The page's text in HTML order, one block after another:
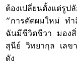
ต้องเปลี่ยนตั้งแต่รู
“การตัดผมใหม่ ท
ฉันมีชีวิตชีวา มองสิ่
สุนีย์ วิทยากุล เลข
ดัง